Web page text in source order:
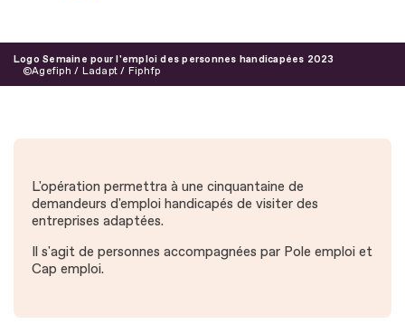
Logo Semaine pour l'emploi des personnes handicapées 2023
Agefiph / Ladapt / Fiphfp
L'opération permettra à une cinquantaine de
demandeurs d'emploi handicapés de visiter des
entreprises adaptées.
Il s'agit de personnes accompagnées par Pole emploi et
Cap emploi.